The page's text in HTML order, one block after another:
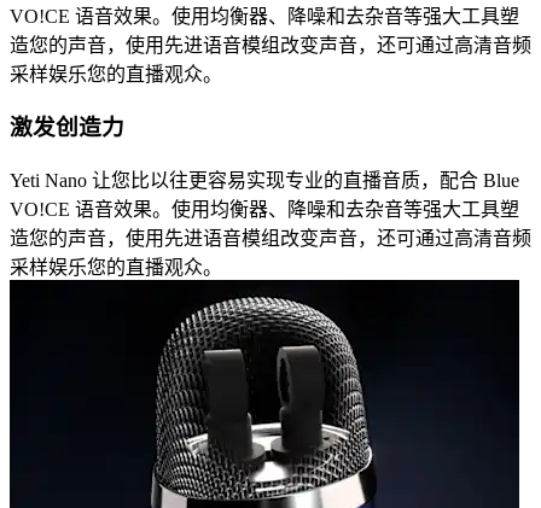
VO!CE 语音效果。使用均衡器、降噪和去杂音等强大工具塑
造您的声音，使用先进语音模组改变声音，还可通过高清音频
采样娱乐您的直播观众。
激发创造力
Yeti Nano 让您比以往更容易实现专业的直播音质，配合 Blue
VO!CE 语音效果。使用均衡器、降噪和去杂音等强大工具塑
造您的声音，使用先进语音模组改变声音，还可通过高清音频
采样娱乐您的直播观众。